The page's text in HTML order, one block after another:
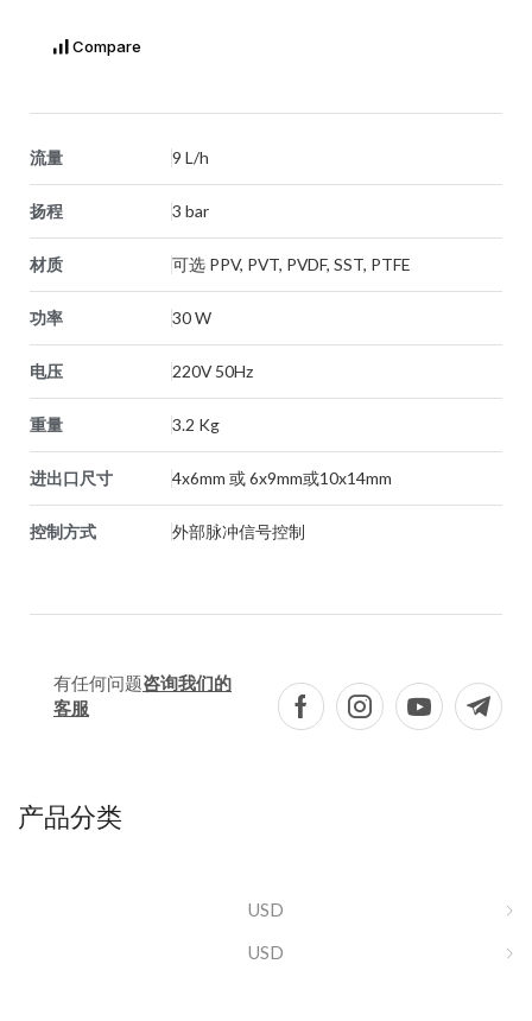
Compare
流量 9 L/h
扬程 3 bar
材质 可选 PPV, PVT, PVDF, SST, PTFE
功率 30 W
电压 220V 50Hz
重量 3.2 Kg
进出口尺寸 4x6mm 或 6x9mm或10x14mm
控制方式 外部脉冲信号控制
有任何问题咨询我们的
客服
产品分类
USD
USD